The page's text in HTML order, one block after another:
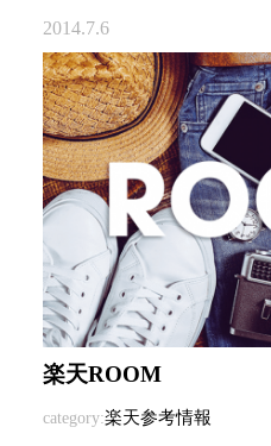
2014.7.6
楽天ROOM
category:楽天参考情報